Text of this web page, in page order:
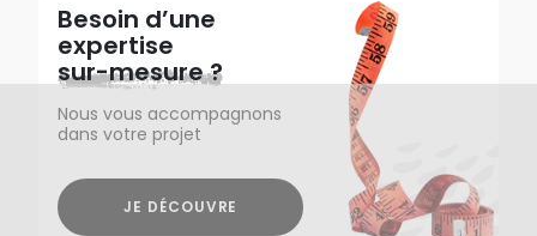
Besoin d’une
expertise
sur-mesure ?
Nous vous accompagnons
dans votre projet
JE DÉCOUVRE